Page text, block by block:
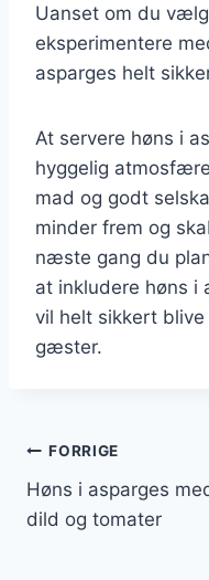
Uanset om du
eksperimentere
asparges helt
At servere høns i
hyggelig
mad og godt
minder frem og
næste gang du
at inkludere høns i
vil helt sikkert
gæster.
FORRIGE
Høns i asparges
dild og tomater